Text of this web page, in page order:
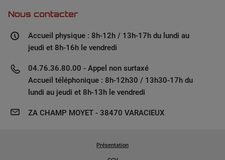
Nous contacter
Accueil physique : 8h-12h / 13h-17h du lundi au
jeudi et 8h-16h le vendredi
04.76.36.80.00 - Appel non surtaxé
Accueil téléphonique : 8h-12h30 / 13h30-17h du
lundi au jeudi et 8h-13h le vendredi
ZA CHAMP MOYET - 38470 VARACIEUX
Présentation